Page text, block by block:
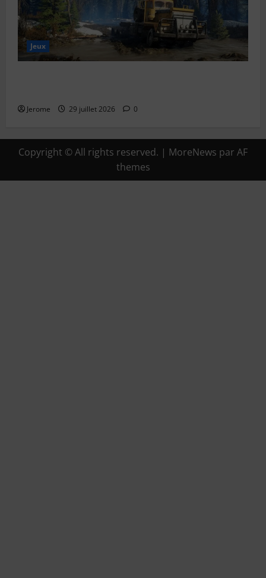
Jeux
Jerome 29 juillet 2026 0
Copyright © All rights reserved. | MoreNews par AF
themes